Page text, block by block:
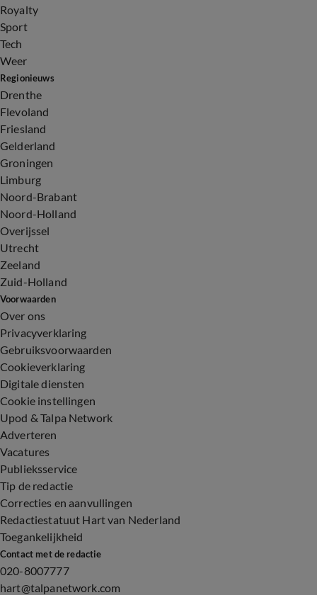
Royalty
Sport
Tech
Weer
Regionieuws
Drenthe
Flevoland
Friesland
Gelderland
Groningen
Limburg
Noord-Brabant
Noord-Holland
Overijssel
Utrecht
Zeeland
Zuid-Holland
Voorwaarden
Over ons
Privacyverklaring
Gebruiksvoorwaarden
Cookieverklaring
Digitale diensten
Cookie instellingen
Upod & Talpa Network
Adverteren
Vacatures
Publieksservice
Tip de redactie
Correcties en aanvullingen
Redactiestatuut Hart van Nederland
Toegankelijkheid
Contact met de redactie
020-8007777
hart@talpanetwork.com